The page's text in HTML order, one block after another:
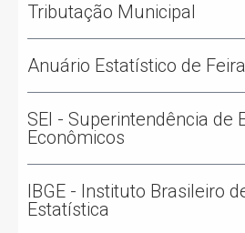
Tributação Municipal
Anuário Estatístico de Feira
SEI - Superintendência de
Econômicos
IBGE - Instituto Brasileiro
Estatística